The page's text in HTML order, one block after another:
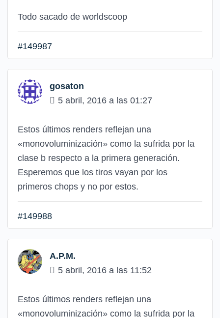
Todo sacado de worldscoop
#149987
gosaton
5 abril, 2016 a las 01:27
Estos últimos renders reflejan una
«monovoluminización» como la sufrida por la
clase b respecto a la primera generación.
Esperemos que los tiros vayan por los
primeros chops y no por estos.
#149988
A.P.M.
5 abril, 2016 a las 11:52
Estos últimos renders reflejan una
«monovoluminización» como la sufrida por la